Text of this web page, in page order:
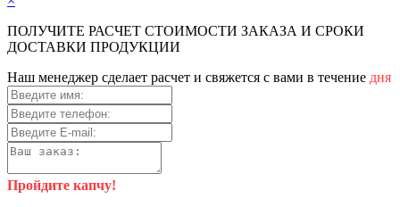
ПОЛУЧИТЕ РАСЧЕТ СТОИМОСТИ ЗАКАЗА И СРОКИ
ДОСТАВКИ ПРОДУКЦИИ
Наш менеджер сделает расчет и свяжется с вами в течение дня
Пройдите капчу!